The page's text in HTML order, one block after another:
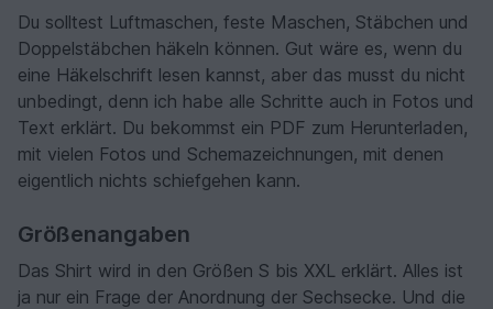
Du solltest Luftmaschen, feste Maschen, Stäbchen und
Doppelstäbchen häkeln können. Gut wäre es, wenn du
eine Häkelschrift lesen kannst, aber das musst du nicht
unbedingt, denn ich habe alle Schritte auch in Fotos und
Text erklärt. Du bekommst ein PDF zum Herunterladen,
mit vielen Fotos und Schemazeichnungen, mit denen
eigentlich nichts schiefgehen kann.
Größenangaben
Das Shirt wird in den Größen S bis XXL erklärt. Alles ist
ja nur ein Frage der Anordnung der Sechsecke. Und die